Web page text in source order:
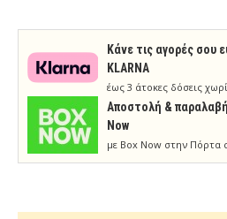
Κάνε τις αγορές σου
KLARNA
έως 3 άτοκες δόσεις
Aποστολή &
Now
με Box Now στην Πόρτα